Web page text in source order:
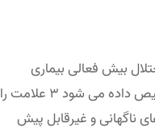
بیش فعالی بیماری
پیچیده ای است و اغلب تشخیص داده نمی شود. درباره کودکی که با چنین اختلالی تشخیص داده می شود ۳ علامت را
ناگهانی و غیرقابل پیش